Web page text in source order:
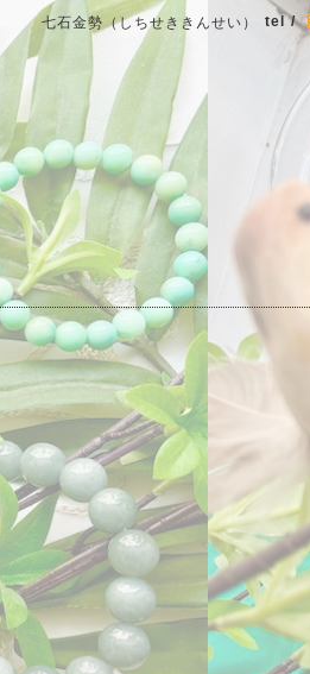
七石金勢（しちせききんせい） tel /